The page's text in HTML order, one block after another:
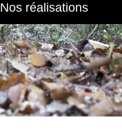
Nos réalisations